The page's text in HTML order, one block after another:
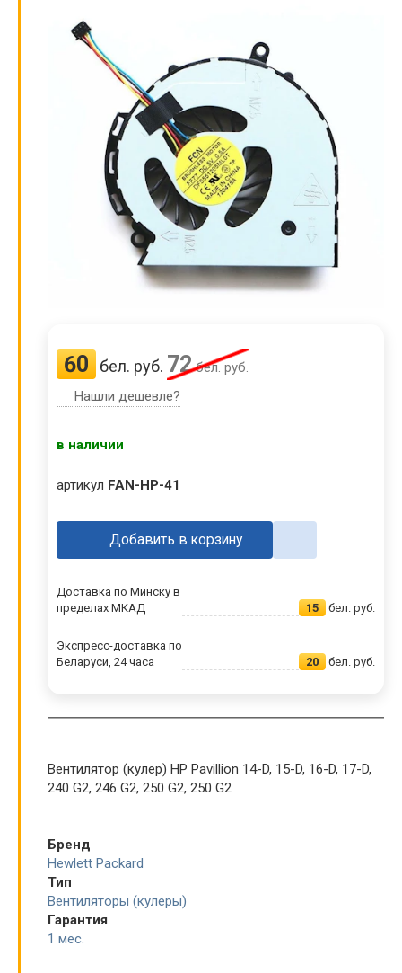
60 бел. руб. 72бел. руб.
Нашли дешевле?
в наличии
артикул FAN-HP-41
Добавить в корзину
Доставка по Минску в
пределах МКАД
15 бел. руб.
Экспресс-доставка по
Беларуси, 24 часа
20 бел. руб.
Вентилятор (кулер) HP Pavillion 14-D, 15-D, 16-D, 17-D,
240 G2, 246 G2, 250 G2, 250 G2
Бренд
Hewlett Packard
Тип
Вентиляторы (кулеры)
Гарантия
1 мес.